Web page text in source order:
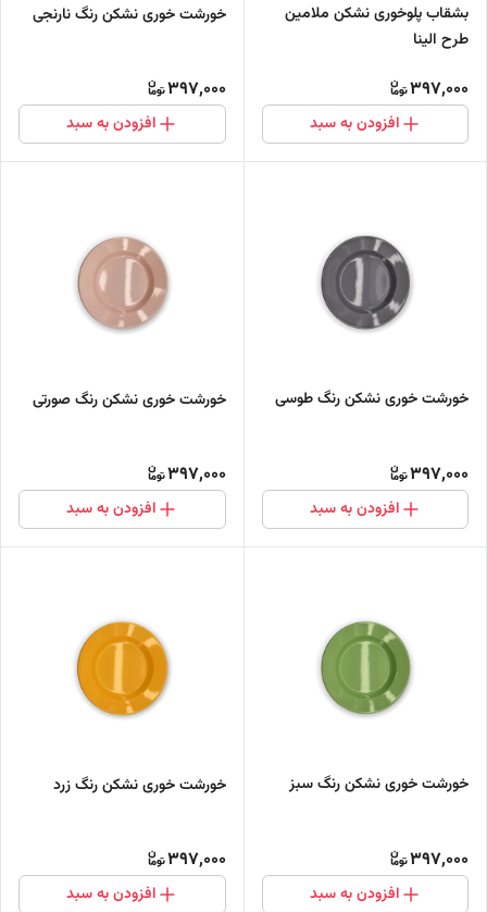
بشقاب پلوخوری نشکن ملامین
طرح الینا
397,000
افزودن به سبد
خورشت خوری نشکن رنگ نارنجی
397,000
افزودن به سبد
خورشت خوری نشکن رنگ طوسی
397,000
افزودن به سبد
خورشت خوری نشکن رنگ صورتی
397,000
افزودن به سبد
خورشت خوری نشکن رنگ سبز
397,000
افزودن به سبد
خورشت خوری نشکن رنگ زرد
397,000
افزودن به سبد